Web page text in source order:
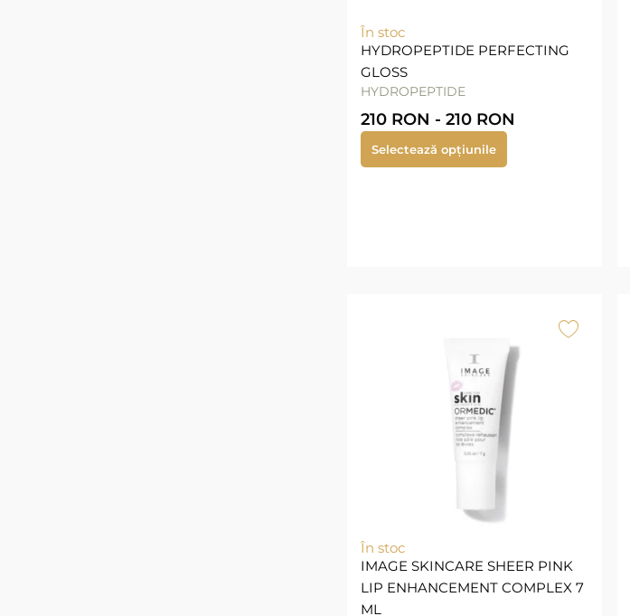
În stoc
HYDROPEPTIDE PERFECTING
GLOSS
HYDROPEPTIDE
210 RON - 210 RON
Selectează opțiunile
În stoc
IMAGE SKINCARE SHEER PINK
LIP ENHANCEMENT COMPLEX 7
ML